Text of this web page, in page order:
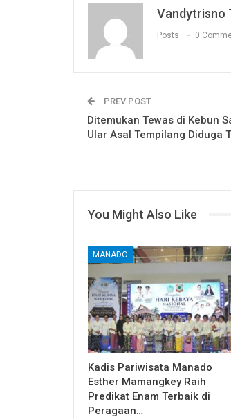
Vandytrisno
Posts 0
PREV POST
Ditemukan Tewas di Kebun
Ular Asal Tempilang Diduga
You Might Also Like
MANADO
Kadis Pariwisata Manado
Esther Mamangkey Raih
Predikat Enam Terbaik di
Peragaan…